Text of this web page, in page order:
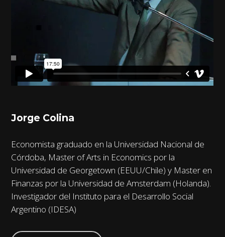
Jorge Colina
Economista graduado en la Universidad Nacional de
Córdoba, Master of Arts in Economics por la
Universidad de Georgetown (EEUU/Chile) y Master en
Finanzas por la Universidad de Amsterdam (Holanda).
Investigador del Instituto para el Desarrollo Social
Argentino (IDESA)